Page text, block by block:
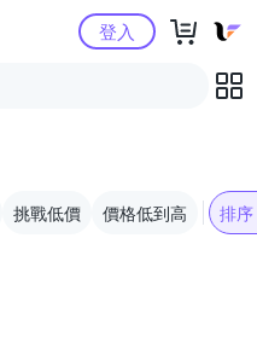
購物中心登入
挑戰低價 價格低到高 排序